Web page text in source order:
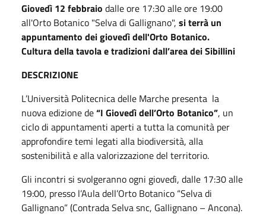
Giovedì 12 febbraio dalle ore 17:30 alle ore 19:00
all'Orto Botanico "Selva di Gallignano", si terrà un
appuntamento dei giovedì dell'Orto Botanico.
Cultura della tavola e tradizioni dall’area dei Sibillini
DESCRIZIONE
L’Università Politecnica delle Marche presenta la
nuova edizione de“I Giovedì dell’Orto Botanico”, un
ciclo di appuntamenti aperti a tutta la comunità per
approfondire temi legati alla biodiversità, alla
sostenibilità e alla valorizzazione del territorio.
Gli incontri si svolgeranno ogni giovedì, dalle 17:30 alle
19:00, presso l’Aula dell’Orto Botanico “Selva di
Gallignano” (Contrada Selva snc, Gallignano – Ancona).